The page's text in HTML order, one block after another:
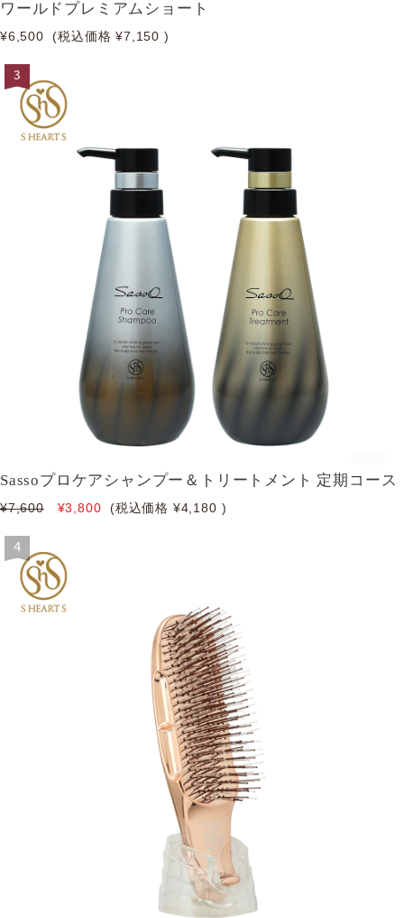
ワールドプレミアムショート
¥6,500 (税込価格 ¥7,150 )
3
Sassoプロケアシャンプー＆トリートメント 定期コース
¥7,600 ¥3,800 (税込価格 ¥4,180 )
4